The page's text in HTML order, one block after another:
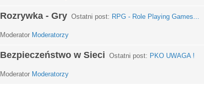
Rozrywka - Gry Ostatni post: RPG - Role Playing Games...
Moderator Moderatorzy
Bezpieczeństwo w Sieci Ostatni post: PKO UWAGA !
Moderator Moderatorzy